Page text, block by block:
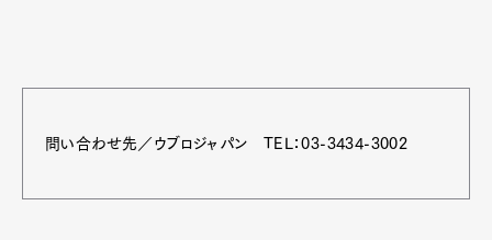
問い合わせ先／ウブロジャパン TEL：03-3434-3002